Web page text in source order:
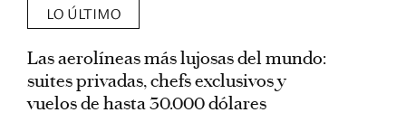
LO ÚLTIMO
Las aerolíneas más lujosas del mundo:
suites privadas, chefs exclusivos y
vuelos de hasta 30.000 dólares